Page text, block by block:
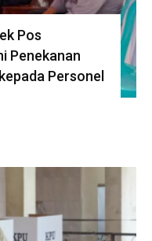
Pos
Penekanan
Personel